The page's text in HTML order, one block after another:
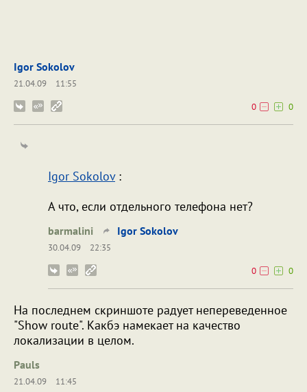
Igor Sokolov
21.04.09
11:55
0
0
Igor Sokolov:
А что, если отдельного телефона нет?
barmalini Igor Sokolov
30.04.09
22:35
0
0
На последнем скриншоте радует непереведенное
"Show route". Какбэ намекает на качество
локализации в целом.
Pauls
21.04.09
11:45